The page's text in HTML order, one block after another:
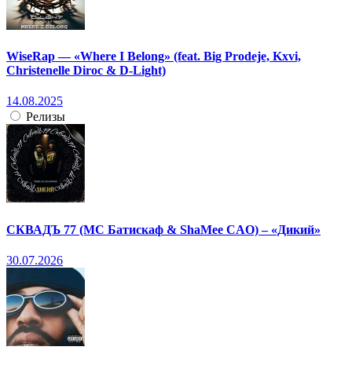
WiseRap — «Where I Belong» (feat. Big Prodeje, Kxvi,
Christenelle Diroc & D-Light)
14.08.2025
Релизы
СКВАДЪ 77 (МС Батискаф & ShaMee CAO) – «Дикий»
30.07.2026